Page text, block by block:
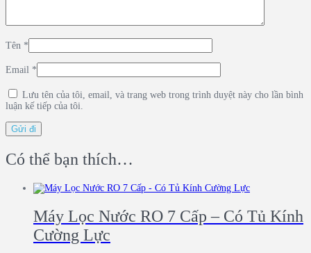
Tên *
Email *
Lưu tên của tôi, email, và trang web trong trình duyệt này cho lần bình
luận kế tiếp của tôi.
Có thể bạn thích…
Máy Lọc Nước RO 7 Cấp – Có Tủ Kính
Cường Lực